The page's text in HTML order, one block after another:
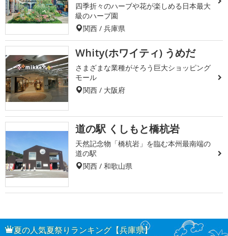
四季折々のハーブや花が楽しめる日本最大
級のハーブ園
関西 / 兵庫県
Whity(ホワイティ) うめだ
さまざまな業種がそろう巨大ショッピング
モール
関西 / 大阪府
道の駅 くしもと橋杭岩
天然記念物「橋杭岩」を臨む本州最南端の
道の駅
関西 / 和歌山県
夏の人気夏祭りランキング【兵庫県】